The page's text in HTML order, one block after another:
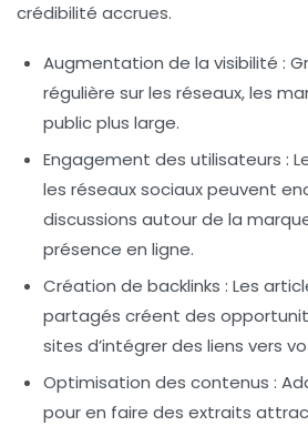
crédibilité accrues.
Augmentation de la visibilité :
régulière sur les réseaux, les
public plus large.
Engagement des utilisateurs :
les réseaux sociaux peuvent
discussions autour de la
présence en ligne.
Création de backlinks : Les
partagés créent des
sites d’intégrer des liens vers
Optimisation des contenus :
pour en faire des extraits